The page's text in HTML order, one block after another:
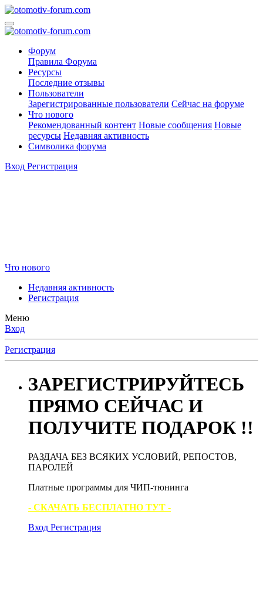
Форум
Правила Форума
Ресурсы
Последние отзывы
Пользователи
Зарегистрированные пользователи Сейчас на форуме
Что нового
Рекомендованный контент Новые сообщения Новые
ресурсы Недавняя активность
Символика форума
Вход Регистрация
Что нового
Недавняя активность
Регистрация
Меню
Вход
Регистрация
ЗАРЕГИСТРИРУЙТЕСЬ
ПРЯМО СЕЙЧАС И
ПОЛУЧИТЕ ПОДАРОК !!
РАЗДАЧА БЕЗ ВСЯКИХ УСЛОВИЙ, РЕПОСТОВ,
ПАРОЛЕЙ
Платные программы для ЧИП-тюнинга
- СКАЧАТЬ БЕСПЛАТНО ТУТ -
Вход Регистрация